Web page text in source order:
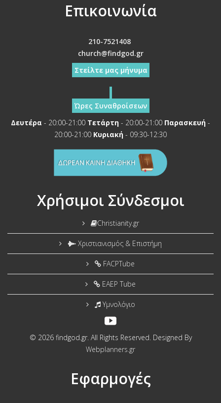
Επικοινωνία
210-7521408
church@findgod.gr
Στείλτε μας μήνυμα
Ώρες Συναθροίσεων
Δευτέρα - 20:00-21:00 Τετάρτη - 20:00-21:00 Παρασκευή -
20:00-21:00 Κυριακή - 09:30-12:30
Χρήσιμοι Σύνδεσμοι
Christianity.gr
Χριστιανισμός & Επιστήμη
FACPTube
EAEP Tube
Υμνολόγιο
© 2026 findgod.gr. All Rights Reserved. Designed By
Webplanners.gr
Εφαρμογές